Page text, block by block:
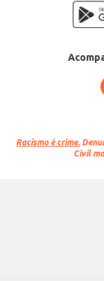
Racismo é crime.
Civil